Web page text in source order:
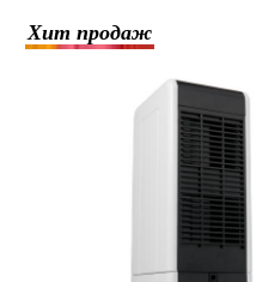
Хит продаж